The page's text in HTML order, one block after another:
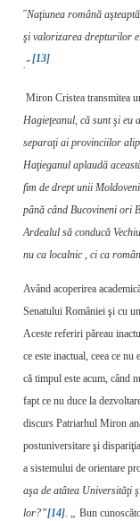
˝Naţiunea română
şi valorizarea drepturilor
.˝ [13]
Miron Cristea transmitea
Hagieţeanul, că sunt şi eu
separaţi ai provinciilor
Haţieganul aplaudă
fim de drept unii
până când Bucovineni ori
Ardealul să conducă
nu ca localnic , ci ca
Având acoperirea
Senatului României şi cu
Aceste referiri păreau
ce este inactual, ceea ce
că timpul este acum, când
fapt ce nu duce la
discurs Patriarhul Miron
postuniversitare şi
a sistemului de orientare
aşa de atâtea Uni­versităţi
lor?”[14]. „ Bun